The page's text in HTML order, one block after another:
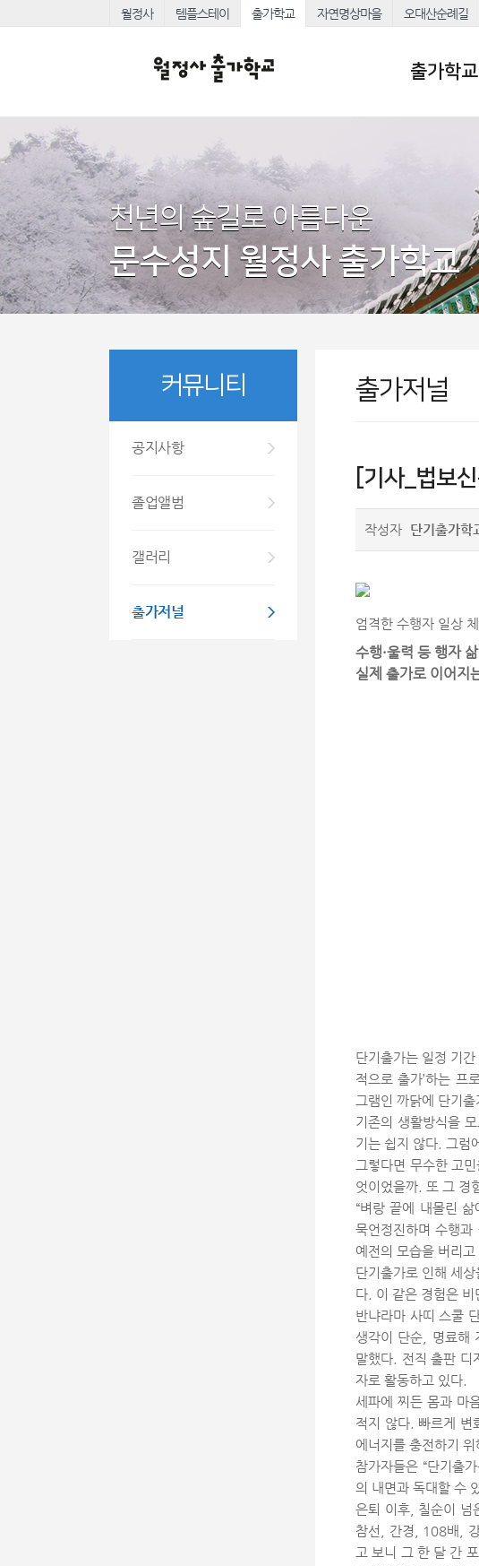
월정사 템플스테이 출가학교 자연명상마을 오대산순례길
출가학교
천년의 숲길로 아름다운
문수성지 월정사 출가학교
커뮤니티
공지사항
졸업앨범
갤러리
출가저널
출가저널
[기사_법보
작성자 단기출가학
엄격한 수행자 일상
수행·울력 등 행자
실제 출가로 이어지
단기출가는 일정 기
적으로 출가’하는 프
그램인 까닭에 단기
기존의 생활방식을
기는 쉽지 않다. 그럼
그렇다면 무수한 고
엇이었을까. 또 그 경
“벼랑 끝에 내몰린
묵언정진하며 수행
예전의 모습을 버리
단기출가로 인해 세
다. 이 같은 경험은 비
반냐라마 사띠 스쿨
생각이 단순, 명료해
말했다. 전직 출판 디
자로 활동하고 있다.
세파에 찌든 몸과 마
적지 않다. 빠르게 변
에너지를 충전하기
참가자들은 “단기출
의 내면과 독대할 수
은퇴 이후, 칠순이 넘
참선, 간경, 108배,
고 보니 그 한 달 간